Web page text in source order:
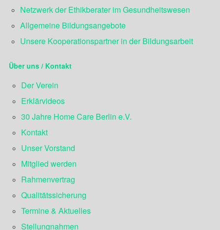
Netzwerk der Ethikberater im Gesundheitswesen
Allgemeine Bildungsangebote
Unsere Kooperationspartner in der Bildungsarbeit
Über uns / Kontakt
Der Verein
Erklärvideos
30 Jahre Home Care Berlin e.V.
Kontakt
Unser Vorstand
Mitglied werden
Rahmenvertrag
Qualitätssicherung
Termine & Aktuelles
Stellungnahmen